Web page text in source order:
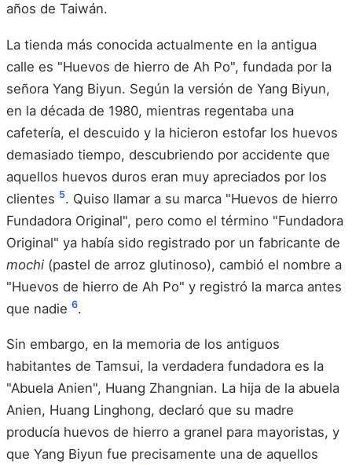
años de Taiwán.
La tienda más conocida actualmente en la antigua
calle es "Huevos de hierro de Ah Po", fundada por la
señora Yang Biyun. Según la versión de Yang Biyun,
en la década de 1980, mientras regentaba una
cafetería, el descuido y la hicieron estofar los huevos
demasiado tiempo, descubriendo por accidente que
aquellos huevos duros eran muy apreciados por los
clientes 5. Quiso llamar a su marca "Huevos de hierro
Fundadora Original", pero como el término "Fundadora
Original" ya había sido registrado por un fabricante de
mochi (pastel de arroz glutinoso), cambió el nombre a
"Huevos de hierro de Ah Po" y registró la marca antes
que nadie 6.
Sin embargo, en la memoria de los antiguos
habitantes de Tamsui, la verdadera fundadora es la
"Abuela Anien", Huang Zhangnian. La hija de la abuela
Anien, Huang Linghong, declaró que su madre
producía huevos de hierro a granel para mayoristas, y
que Yang Biyun fue precisamente una de aquellos